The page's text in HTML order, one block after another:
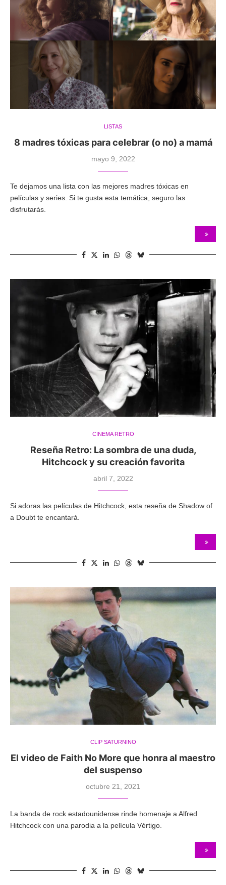
LISTAS
8 madres tóxicas para celebrar (o no) a mamá
mayo 9, 2022
Te dejamos una lista con las mejores madres tóxicas en
películas y series. Si te gusta esta temática, seguro las
disfrutarás.
CINEMA RETRO
Reseña Retro: La sombra de una duda,
Hitchcock y su creación favorita
abril 7, 2022
Si adoras las películas de Hitchcock, esta reseña de Shadow of
a Doubt te encantará.
CLIP SATURNINO
El video de Faith No More que honra al maestro
del suspenso
octubre 21, 2021
La banda de rock estadounidense rinde homenaje a Alfred
Hitchcock con una parodia a la película Vértigo.